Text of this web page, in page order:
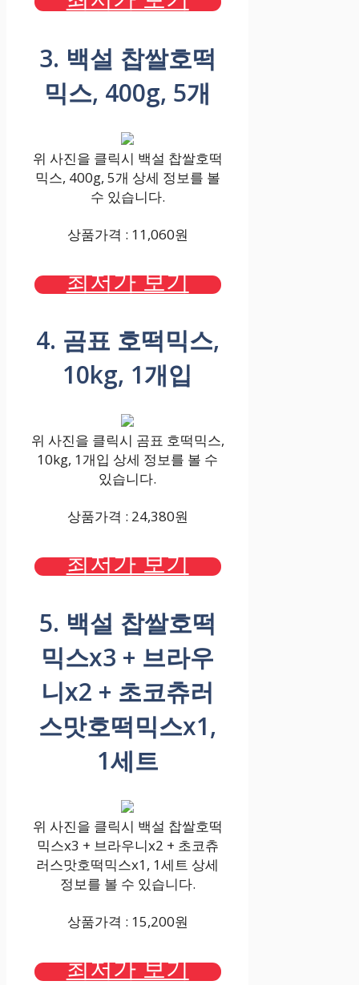
3. 백설 찹쌀호떡
믹스, 400g, 5개
위 사진을 클릭시 백설 찹쌀호떡
믹스, 400g, 5개 상세 정보를 볼
수 있습니다.
상품가격 : 11,060원
최저가 보기
4. 곰표 호떡믹스,
10kg, 1개입
위 사진을 클릭시 곰표 호떡믹스,
10kg, 1개입 상세 정보를 볼 수
있습니다.
상품가격 : 24,380원
최저가 보기
5. 백설 찹쌀호떡
믹스x3 + 브라우
니x2 + 초코츄러
스맛호떡믹스x1,
1세트
위 사진을 클릭시 백설 찹쌀호떡
믹스x3 + 브라우니x2 + 초코츄
러스맛호떡믹스x1, 1세트 상세
정보를 볼 수 있습니다.
상품가격 : 15,200원
최저가 보기